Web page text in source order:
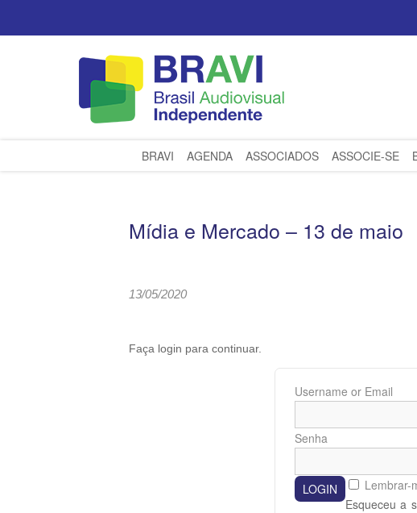
BRAVI AGENDA ASSOCIADOS ASSOCIE-SE
Mídia e Mercado – 13 de maio
13/05/2020
Faça login para continuar.
Username or Email
Senha
Lembrar-
Esqueceu a